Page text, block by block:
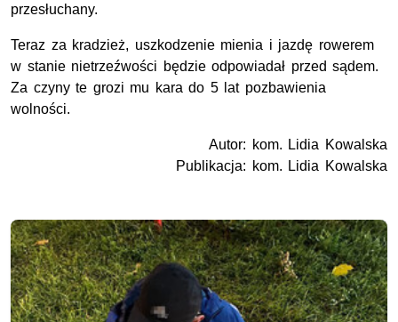
przesłuchany.
Teraz za kradzież, uszkodzenie mienia i jazdę rowerem
w stanie nietrzeźwości będzie odpowiadał przed sądem.
Za czyny te grozi mu kara do 5 lat pozbawienia
wolności.
Autor: kom. Lidia Kowalska
Publikacja: kom. Lidia Kowalska